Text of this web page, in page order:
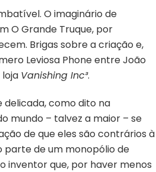
O imaginário de
O Grande Truque, por
Brigas sobre a criação e,
Leviosa Phone entre João
Vanishing Inc³.
delicada, como dito na
mundo – talvez a maior – se
de que eles são contrários à
parte de um monopólio de
inventor que, por haver menos